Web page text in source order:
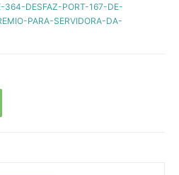
364-DESFAZ-PORT-167-DE-
PARA-SERVIDORA-DA-